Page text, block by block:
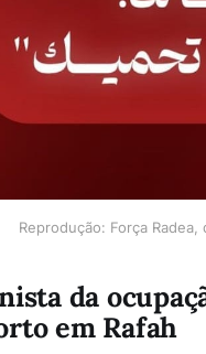
Reprodução: Força
da
em Rafah